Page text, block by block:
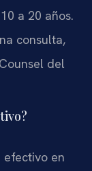
a 20 años.
consulta,
del
efectivo en